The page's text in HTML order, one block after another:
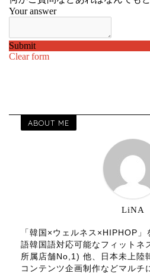
ABOUT ME
LiNA
「韓国×ウェルネス×HIPHOP
語韓国語対応可能なフィットネ
所属店舗No,1) 他、日本未上陸
コンテンツ企画制作などマルチ